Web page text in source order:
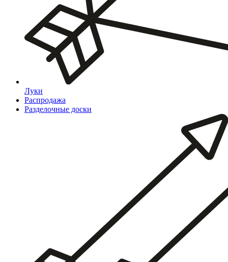
Луки
Распродажа
Разделочные доски